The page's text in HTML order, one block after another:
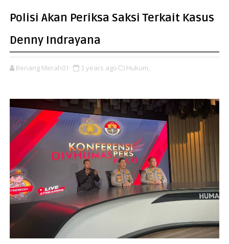
Polisi Akan Periksa Saksi Terkait Kasus
Denny Indrayana
Benang Merah01 3 years ago Hukum,